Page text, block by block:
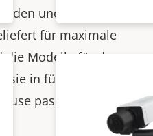
und werden
für maximale
Modelle für den
sie in für den
passen.